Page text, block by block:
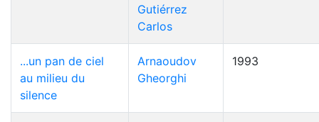
Gutiérrez
Carlos
...un pan de ciel
au milieu du
silence
Arnaoudov
Gheorghi
1993